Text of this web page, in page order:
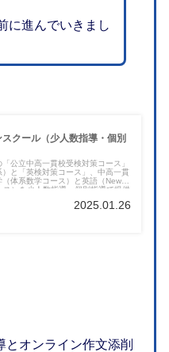
に進んでいきまし
クール（少人数指導・個別
公立中高一貫校受検対策コース」
）と「英検対策コース」、中高一貫
（体系数学コース）と英語（New
ス）を少人数指導、個別指導で提供
2025.01.26
オンライン作文添削